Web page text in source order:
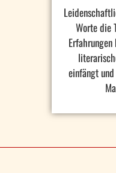
Worte die
einfängt